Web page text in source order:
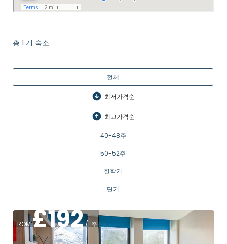
총 1 개 숙소
전체
최저가격순
최고가격순
40-48주
50-52주
한학기
단기
FROM£192/ 주